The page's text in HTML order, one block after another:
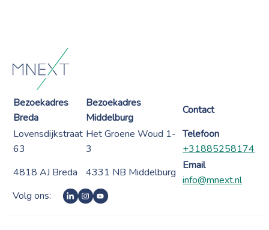
Bezoekadres
Breda
Bezoekadres
Middelburg
Contact
Lovensdijkstraat
63
Het Groene Woud 1-
3
Telefoon
+31885258174
4818 AJ Breda
4331 NB Middelburg
Email
info@mnext.nl
Volg ons: